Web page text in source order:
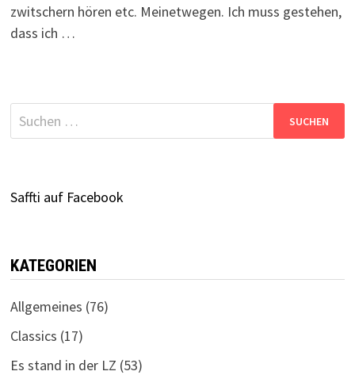
zwitschern hören etc. Meinetwegen. Ich muss gestehen,
dass ich …
Suchen
nach:
Saffti auf Facebook
KATEGORIEN
Allgemeines (76)
Classics (17)
Es stand in der LZ (53)